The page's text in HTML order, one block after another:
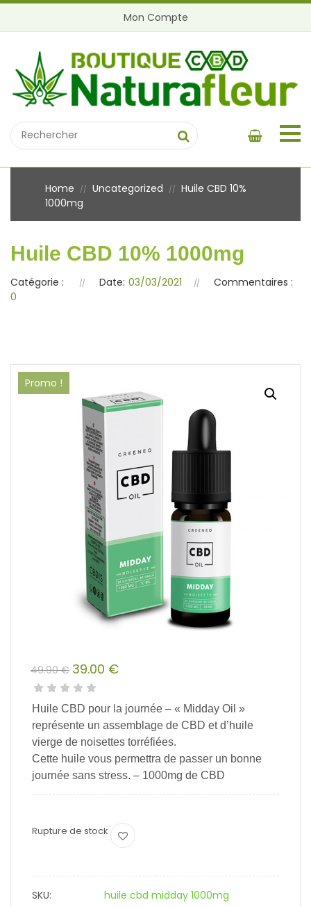
Mon Compte
Home // Uncategorized // Huile CBD 10%
1000mg
Huile CBD 10% 1000mg
Catégorie : Date: 03/03/2021
Commentaires :
0
Promo !
49.90€
Le
prix
initial
était :
49.90 €.
39.00 €
Le
prix
actuel
est :
39.00 €.
Huile CBD pour la journée – « Midday Oil »
représente un assemblage de CBD et d’huile
vierge de noisettes torréfiées.
Cette huile vous permettra de passer un bonne
journée sans stress. – 1000mg de CBD
Rupture de stock
SKU:
huile cbd midday 1000mg